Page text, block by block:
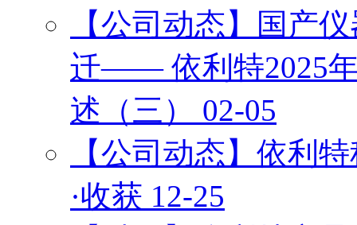
【公司动态】国产
迁—— 依利特2025年
述（三） 02-05
【公司动态】依利
·收获 12-25